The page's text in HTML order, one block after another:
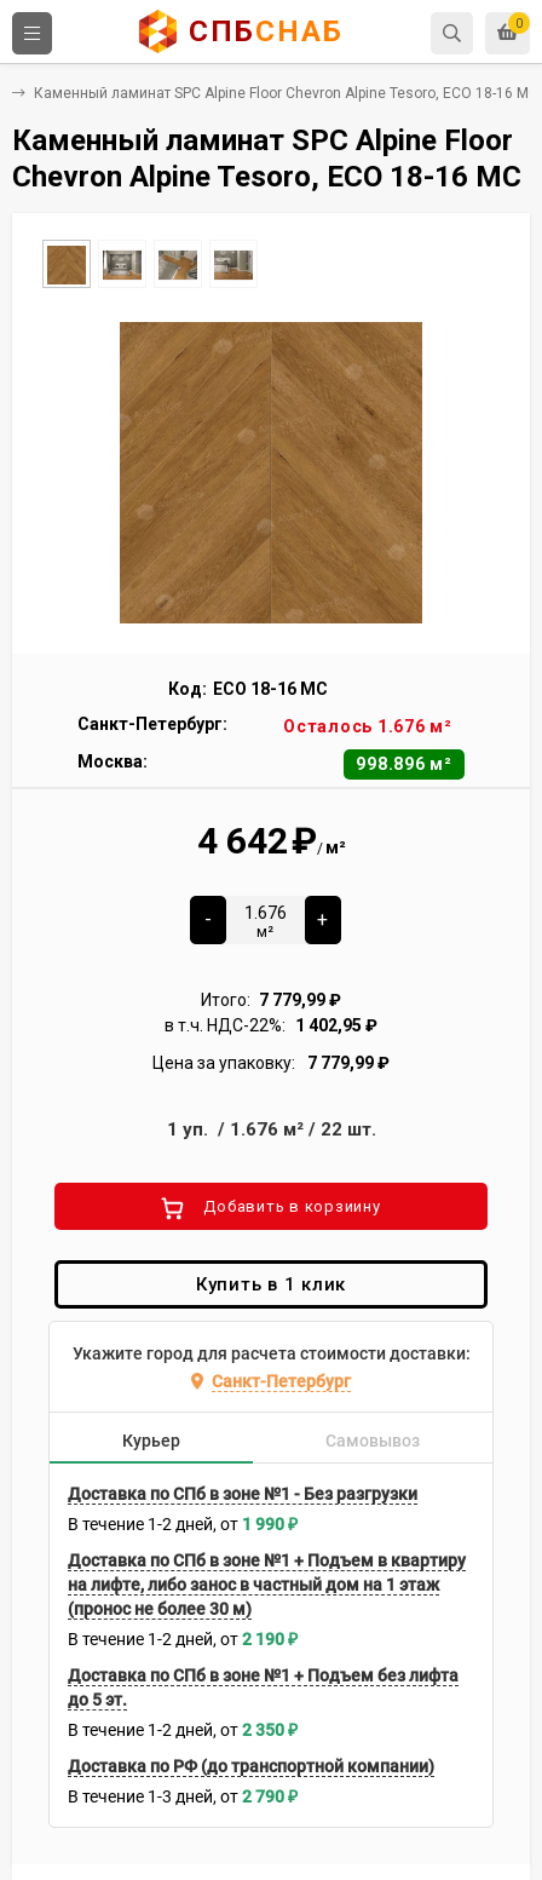
0
СПБСНАБ
Каменный ламинат SPC Alpine Floor Chevron Alpine Tesoro, ECO 18-16 MC
Каменный ламинат SPC Alpine Floor
Chevron Alpine Tesoro, ECO 18-16 MC
Код: ECO 18-16 MC
Санкт-Петербург:
Осталось 1.676 м²
Москва:
998.896 м²
4 642₽/ м²
-
м²
+
Итого: 7 779,99₽
в т.ч. НДС-22%:
1 402,95 ₽
Цена за упаковку:
7 779,99₽
1 уп. / 1.676 м²/ 22 шт.
Добавить в корзиину
Купить в 1 клик
Укажите город для расчета стоимости доставки:
Санкт-Петербург
Курьер Самовывоз
Доставка по СПб в зоне №1 - Без разгрузки
В течение 1-2 дней 1 990₽
Доставка по СПб в зоне №1 + Подъем в квартиру
на лифте, либо занос в частный дом на 1 этаж
(пронос не более 30 м)
В течение 1-2 дней 2 190₽
Доставка по СПб в зоне №1 + Подъем без лифта
до 5 эт.
В течение 1-2 дней 2 350₽
Доставка по РФ (до транспортной компании)
В течение 1-3 дней 2 790₽